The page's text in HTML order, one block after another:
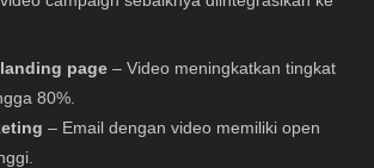
page – Video meningkatkan tingkat
80%.
– Email dengan video memiliki open